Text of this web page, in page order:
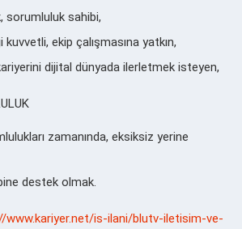
sorumluluk sahibi,
ekip çalışmasına yatkın,
dijital dünyada ilerletmek isteyen,
zamanında, eksiksiz yerine
destek olmak.
www.kariyer.net/is-ilani/blutv-iletisim-ve-